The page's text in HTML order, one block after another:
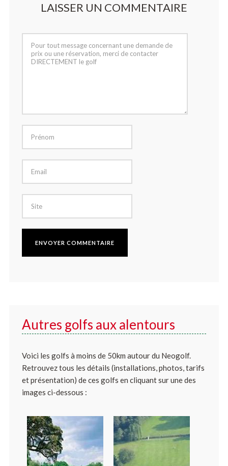
LAISSER UN COMMENTAIRE
Autres golfs aux alentours
Voici les golfs à moins de 50km autour du Neogolf.
Retrouvez tous les détails (installations, photos, tarifs
et présentation) de ces golfs en cliquant sur une des
images ci-dessous :